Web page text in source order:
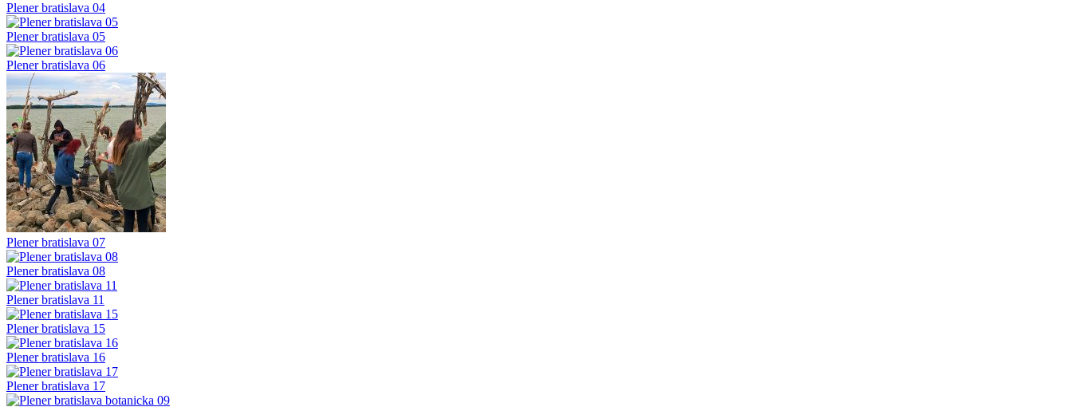
Plener bratislava 04
Plener bratislava 05
Plener bratislava 06
Plener bratislava 07
Plener bratislava 08
Plener bratislava 11
Plener bratislava 15
Plener bratislava 16
Plener bratislava 17